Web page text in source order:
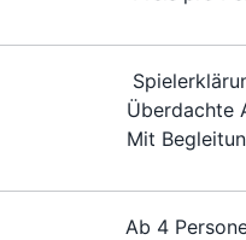
Überdachte
Mit
Ab 4